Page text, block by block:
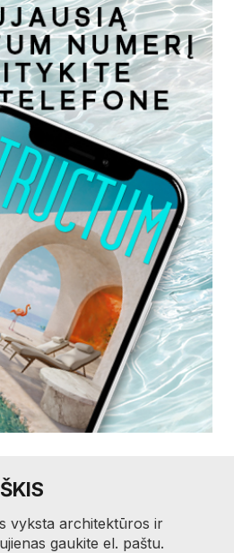
vyksta architektūros ir
gaukite el. paštu.